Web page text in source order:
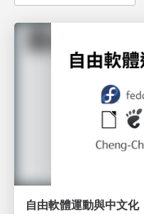
自由軟體運動與中文化